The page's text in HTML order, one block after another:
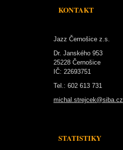
KONTAKT
Jazz Černošice z.s.
Dr. Janského 953
25228 Černošice
IČ: 22693751
Tel.: 602 613 731
michal.strejcek@siba.cz
STATISTIKY